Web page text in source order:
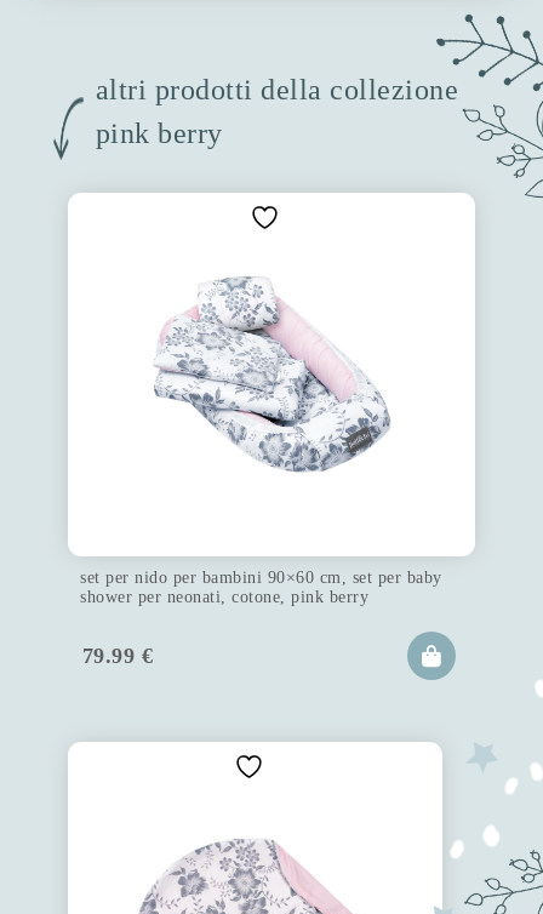
altri prodotti della collezione
pink berry
set per nido per bambini 90×60 cm, set per baby
shower per neonati, cotone, pink berry
79.99 €